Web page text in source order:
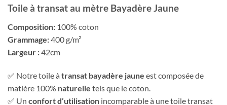
Toile à transat au mètre Bayadère Jaune
Composition: 100% coton
Grammage:400 g/m²
Largeur :42cm
✅ Notre toile à transat bayadère jaune est composée de
matière 100% naturelle tels que le coton.
✅ Un confort d’utilisation incomparable à une toile transat